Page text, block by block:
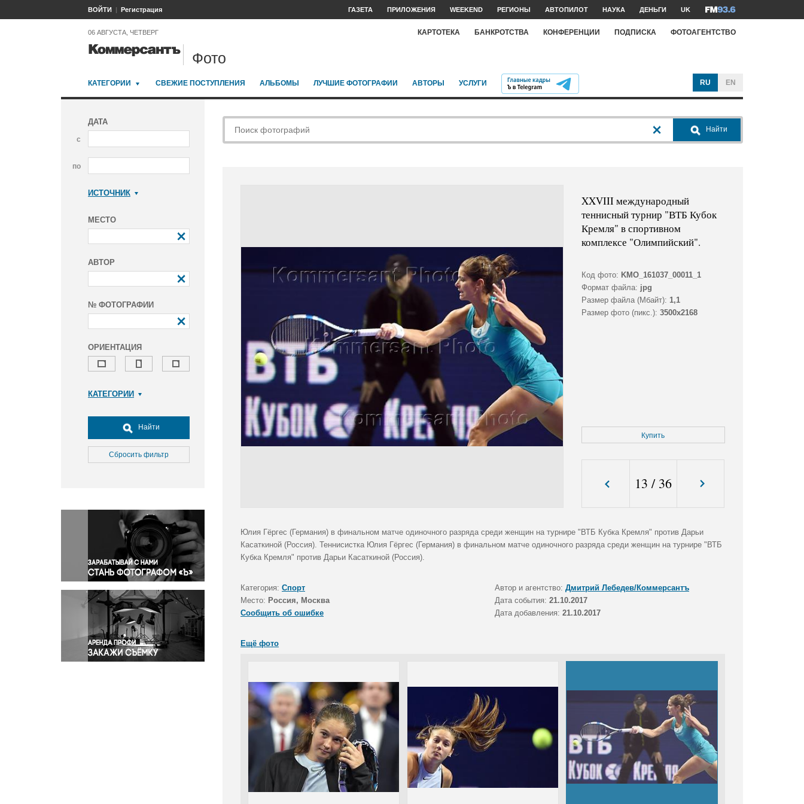
ВОЙТИ Регистрация ГАЗЕТА ПРИЛОЖЕНИЯ WEEKEND РЕГИОНЫ АВТОПИЛОТ НАУКА ДЕНЬГИ UK
06 АВГУСТА, ЧЕТВЕРГ КАРТОТЕКА БАНКРОТСТВА КОНФЕРЕНЦИИ ПОДПИСКА ФОТОАГЕНТСТВО
Фото
КАТЕГОРИИ СВЕЖИЕ ПОСТУПЛЕНИЯ АЛЬБОМЫ ЛУЧШИЕ ФОТОГРАФИИ АВТОРЫ УСЛУГИ RU EN
ДАТА
с
по
ИСТОЧНИК
МЕСТО
АВТОР
№ ФОТОГРАФИИ
ОРИЕНТАЦИЯ
КАТЕГОРИИ
Досуг, туризм и отдых
Культура
Медицина
Окружающая среда
Политика
Правосудие
Происшествия и конфликты
Религия
Светская жизнь
Спорт
Экология
Экономика и бизнес
Найти
Сбросить фильтр
Найти
XXVIII международный
теннисный турнир "ВТБ Кубок
Кремля" в спортивном
комплексе "Олимпийский".
Код фото: KMO_161037_00011_1
Формат файла: jpg
Размер файла (Мбайт): 1,1
Размер фото (пикс.): 3500x2168
Купить
13 / 36
Юлия Гёргес (Германия) в финальном матче одиночного разряда среди женщин на турнире "ВТБ Кубка Кремля" против Дарьи
Касаткиной (Россия). Теннисистка Юлия Гёргес (Германия) в финальном матче одиночного разряда среди женщин на турнире "ВТБ
Кубка Кремля" против Дарьи Касаткиной (Россия).
Категория: Спорт Автор и агентство: Дмитрий Лебедев/Коммерсантъ
Место: Россия, Москва Дата события: 21.10.2017
Сообщить об ошибке
Дата добавления: 21.10.2017
Ещё фото